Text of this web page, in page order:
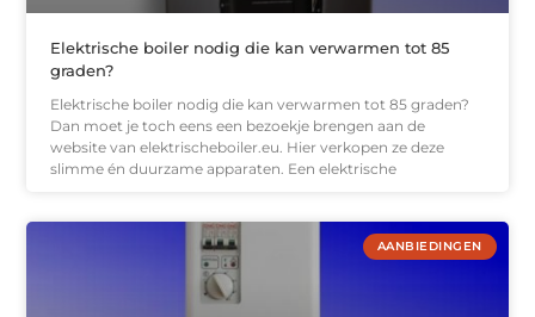
Elektrische boiler nodig die kan verwarmen tot 85
graden?
Elektrische boiler nodig die kan verwarmen tot 85 graden?
Dan moet je toch eens een bezoekje brengen aan de
website van elektrischeboiler.eu. Hier verkopen ze deze
slimme én duurzame apparaten. Een elektrische
AANBIEDINGEN